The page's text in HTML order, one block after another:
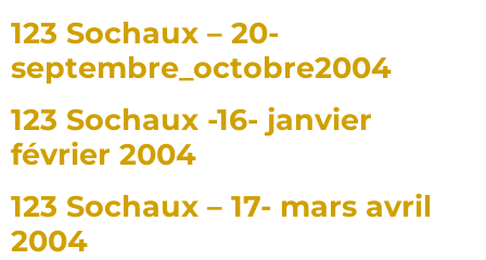
123 Sochaux – 20-
septembre_octobre2004
123 Sochaux -16- janvier
février 2004
123 Sochaux – 17- mars avril
2004